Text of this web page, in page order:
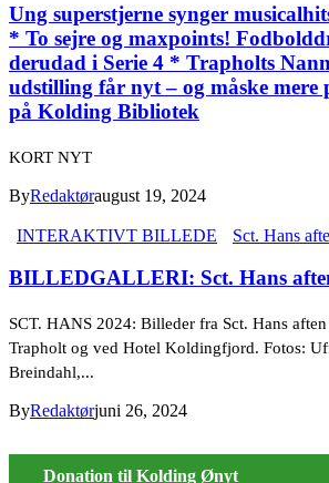
Ung superstjerne synger
* To sejre og maxpoints!
derudad i Serie 4 * Trapholts
udstilling får nyt – og måske mere
på Kolding Bibliotek
KORT NYT
ByRedaktøraugust 19, 2024
INTERAKTIVT BILLEDE Sct. Hans
BILLEDGALLERI: Sct. Hans
SCT. HANS 2024: Billeder fra Sct. Hans
Trapholt og ved Hotel Koldingfjord. Fotos:
Breindahl,...
ByRedaktørjuni 26, 2024
Donation til Kolding Ønyt